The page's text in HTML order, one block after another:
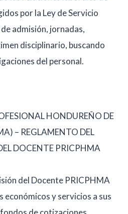
por la Ley de Servicio
admisión, jornadas,
disciplinario, buscando
del personal.
HONDUREÑO DE
– REGLAMENTO DEL
DOCENTE PRICPHMA
del Docente PRICPHMA
económicos y servicios a sus